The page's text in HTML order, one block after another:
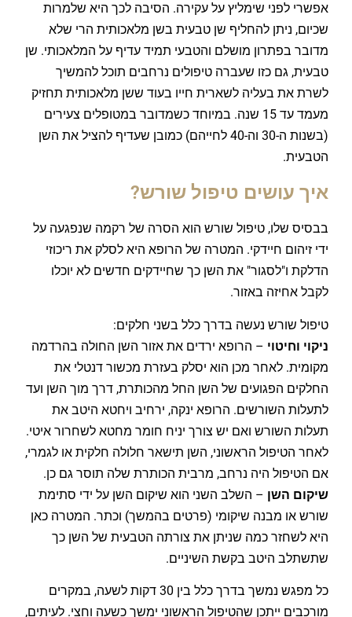
אפשרי לפני שימליץ על עקירה. הסיבה לכך היא שלמרות
שכיום, ניתן להחליף שן טבעית בשן מלאכותית הרי שלא
מדובר בפתרון מושלם והטבעי תמיד עדיף על המלאכותי. שן
טבעית, גם כזו שעברה טיפולים נרחבים תוכל להמשיך
לשרת את בעליה לשארית חייו בעוד ששן מלאכותית תחזיק
מעמד עד 15 שנה. במיוחד כשמדובר במטופלים צעירים
(בשנות ה-30 וה-40 לחייהם) כמובן שעדיף להציל את השן
הטבעית.
איך עושים טיפול שורש?
בבסיס שלו, טיפול שורש הוא הסרה של רקמה שנפגעה על
ידי זיהום חיידקי. המטרה של הרופא היא לסלק את ריכוזי
הדלקת ו"לסגור" את השן כך שחיידקים חדשים לא יוכלו
לקבל אחיזה באזור.
טיפול שורש נעשה בדרך כלל בשני חלקים:
ניקוי וחיטוי – הרופא ירדים את אזור השן החולה בהרדמה
מקומית. לאחר מכן הוא יסלק בעזרת מכשור דנטלי את
החלקים הפגועים של השן החל מהכותרת, דרך מוך השן ועד
לתעלות השורשים. הרופא ינקה, ירחיב ויחטא היטב את
תעלות השורש ואם יש צורך יניח חומר מחטא לשחרור איטי.
לאחר הטיפול הראשוני, השן תישאר חלולה חלקית או לגמרי,
אם הטיפול היה נרחב, מרבית הכותרת שלה תוסר גם כן.
שיקום השן – השלב השני הוא שיקום השן על ידי סתימת
שורש או מבנה שיקומי (פרטים בהמשך) וכתר. המטרה כאן
היא לשחזר כמה שניתן את צורתה הטבעית של השן כך
שתשתלב היטב בקשת השיניים.
כל מפגש נמשך בדרך כלל בין 30 דקות לשעה, במקרים
מורכבים ייתכן שהטיפול הראשוני ימשך כשעה וחצי. לעיתים,